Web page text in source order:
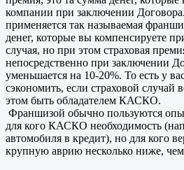
компании при заключении
применяется так называемая
денег, которые вы компенсируете
случая, но при этом страховая
непосредственно при заключении
уменьшается на 10-20%. То есть у
сэкономить, если страховой случай
этом быть обладателем КАСКО.
Франшизой обычно пользуются
для кого КАСКО необходимость
автомобиля в кредит), но для кого
крупную аврию несколько ниже,